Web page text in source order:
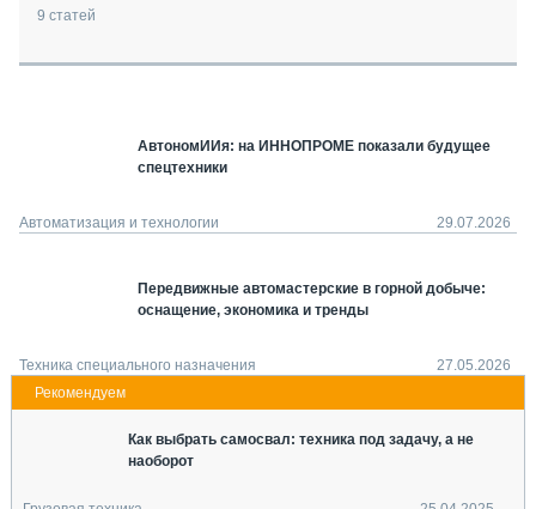
О ПРОЕКТЕ
9 статей
АвтономИИя: на ИННОПРОМЕ показали будущее
спецтехники
Автоматизация и технологии 29.07.2026
Передвижные автомастерские в горной добыче:
оснащение, экономика и тренды
Техника специального назначения 27.05.2026
Как выбрать самосвал: техника под задачу, а не
наоборот